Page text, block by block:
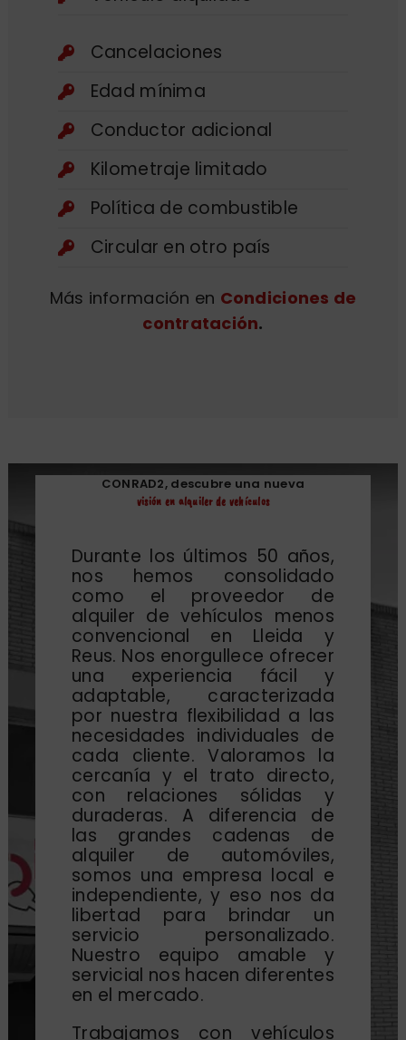
Cancelaciones
Edad mínima
Conductor adicional
Kilometraje limitado
Política de combustible
Circular en otro país
Más información en Condiciones de
contratación.
CONRAD2, descubre una nueva
visión en alquiler de vehículos
Durante los últimos 50 años,
nos hemos consolidado
como el proveedor de
alquiler de vehículos menos
convencional en Lleida y
Reus. Nos enorgullece ofrecer
una experiencia fácil y
adaptable, caracterizada
por nuestra flexibilidad a las
necesidades individuales de
cada cliente. Valoramos la
cercanía y el trato directo,
con relaciones sólidas y
duraderas. A diferencia de
las grandes cadenas de
alquiler de automóviles,
somos una empresa local e
independiente, y eso nos da
libertad para brindar un
servicio personalizado.
Nuestro equipo amable y
servicial nos hacen diferentes
en el mercado.
Trabajamos con vehículos